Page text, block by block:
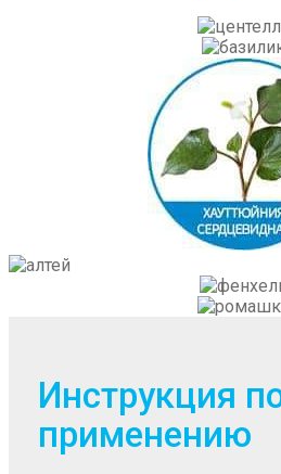
Инструкция
применению